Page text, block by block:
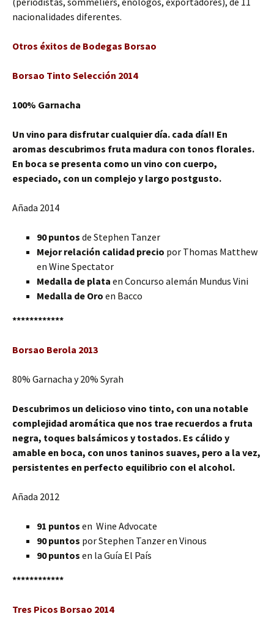
nacionalidades diferentes.
Otros éxitos de Bodegas Borsao
Borsao Tinto Selección 2014
100% Garnacha
Un vino para disfrutar cualquier día. cada día!! En
aromas descubrimos fruta madura con tonos florales.
En boca se presenta como un vino con cuerpo,
especiado, con un complejo y largo postgusto.
Añada 2014
90 puntos de Stephen Tanzer
Mejor relación calidad precio por Thomas Matthew
en Wine Spectator
Medalla de plata en Concurso alemán Mundus Vini
Medalla de Oro en Bacco
************
Borsao Berola 2013
80% Garnacha y 20% Syrah
Descubrimos un delicioso vino tinto, con una notable
complejidad aromática que nos trae recuerdos a fruta
negra, toques balsámicos y tostados. Es cálido y
amable en boca, con unos taninos suaves, pero a la vez,
persistentes en perfecto equilibrio con el alcohol.
Añada 2012
91 puntos en Wine Advocate
90 puntos por Stephen Tanzer en Vinous
90 puntos en la Guía El País
************
Tres Picos Borsao 2014